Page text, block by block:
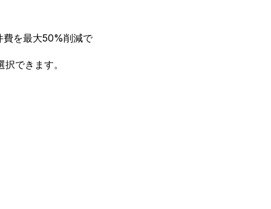
費を最大50%削減で
できます。